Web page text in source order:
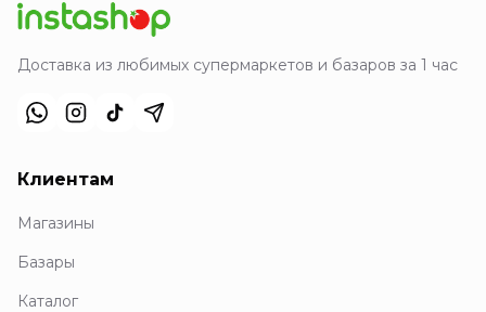
Доставка из любимых супермаркетов и базаров за 1 час
Клиентам
Магазины
Базары
Каталог